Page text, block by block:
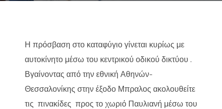
Η πρόσβαση στο καταφύγιο γίνεται κυρίως με
αυτοκίνητο μέσω του κεντρικού οδικού δικτύου .
Βγαίνοντας από την εθνική Αθηνών-
Θεσσαλονίκης στην έξοδο Μπραλος ακολουθείτε
τις πινακίδες προς το χωριό Παυλιανή μέσω του